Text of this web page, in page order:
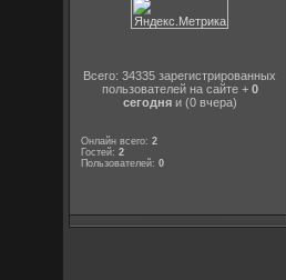
Всего: 34335 зарегистрированных
пользователей на сайте + 0
сегодняи (0 вчера)
Онлайн всего:2
Гостей:2
Пользователей:0